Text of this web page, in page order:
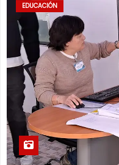
EDUCACIÓN